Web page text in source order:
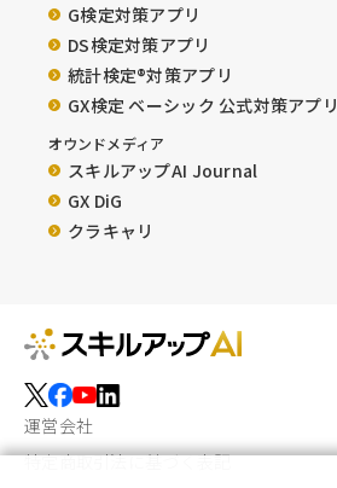
G検定対策アプリ
DS検定対策アプリ
統計検定®︎対策アプリ
GX検定 ベーシック 公式対策アプリ
オウンドメディア
スキルアップAI Journal
GX DiG
クラキャリ
運営会社
特定商取引法に基づく表記